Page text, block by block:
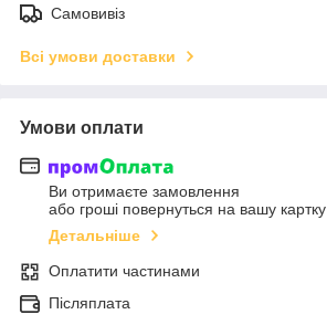
Самовивіз
Всі умови доставки
Умови оплати
Ви отримаєте замовлення
або гроші повернуться на вашу картку
Детальніше
Оплатити частинами
Післяплата